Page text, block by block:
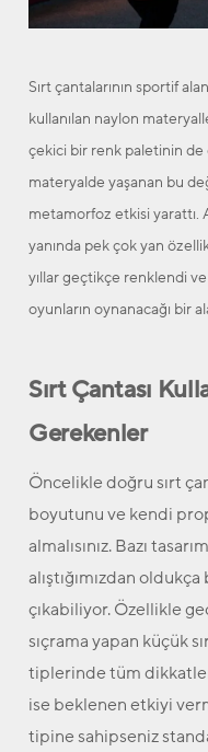
Sırt çantalarının sportif
kullanılan naylon
çekici bir renk paletinin de
materyalde yaşanan bu
metamorfoz etkisi yarattı.
yanında pek çok yan
yıllar geçtikçe renklendi
oyunların oynanacağı bir
Sırt Çantası
Gerekenler
Öncelikle doğru sırt
boyutunu ve kendi
almalısınız. Bazı
alıştığımızdan
çıkabiliyor. Özellikle
sıçrama yapan küçük
tiplerinde tüm
ise beklenen etkiyi
tipine sahipseniz